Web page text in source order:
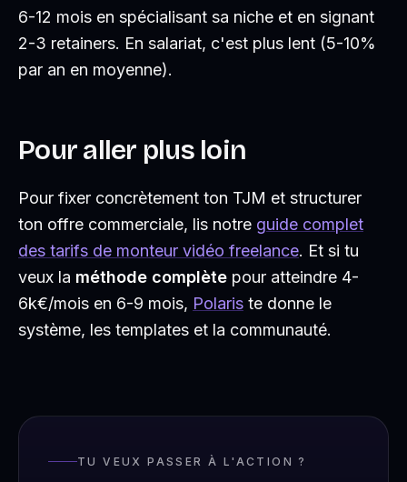
6-12 mois en spécialisant sa niche et en signant
2-3 retainers. En salariat, c'est plus lent (5-10%
par an en moyenne).
Pour aller plus loin
Pour fixer concrètement ton TJM et structurer
ton offre commerciale, lis notre guide complet
des tarifs de monteur vidéo freelance. Et si tu
veux la méthode complète pour atteindre 4-
6k€/mois en 6-9 mois, Polaris te donne le
système, les templates et la communauté.
TU VEUX PASSER À L'ACTION ?